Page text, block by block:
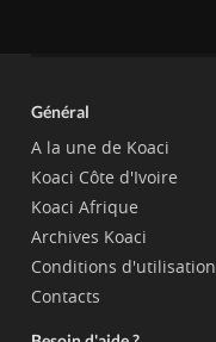
Général
A la une de Koaci
Koaci Côte d'Ivoire
Koaci Afrique
Archives Koaci
Conditions d'utilisation
Contacts